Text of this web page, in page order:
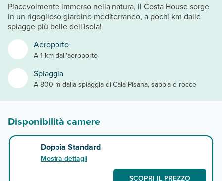
Aeroporto
A 1 km dall'aeroporto
Spiaggia
A 800 m dalla spiaggia di Cala Pisana, sabbia e rocce
Piacevolmente immerso nella natura, il Costa House sorge
in un rigoglioso giardino mediterraneo, a pochi km dalle
spiagge più belle dell'isola!
Disponibilità camere
Doppia Standard
Mostra dettagli
SCOPRI IL PREZZO